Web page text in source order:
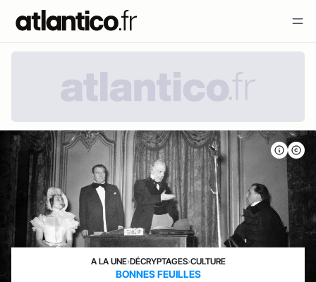
A LA UNE›DÉCRYPTAGES›CULTURE
BONNES FEUILLES